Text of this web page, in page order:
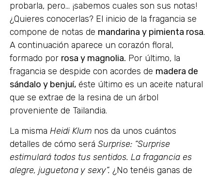
probarla, pero… ¡sabemos cuales son sus notas!
¿Quieres conocerlas? El inicio de la fragancia se
compone de notas de mandarina y pimienta rosa.
A continuación aparece un corazón floral,
formado por rosa y magnolia. Por último, la
fragancia se despide con acordes de madera de
sándalo y benjuí, éste último es un aceite natural
que se extrae de la resina de un árbol
proveniente de Tailandia.
La misma Heidi Klum nos da unos cuántos
detalles de cómo será Surprise: “Surprise
estimulará todos tus sentidos. La fragancia es
alegre, juguetona y sexy”. ¿No tenéis ganas de